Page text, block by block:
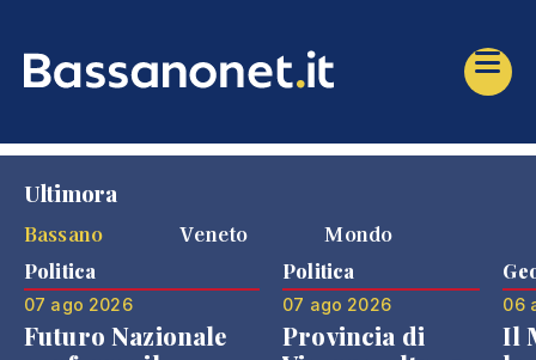
Ultimora
Bassano
Veneto Mondo
Politica
07 ago 2026
Futuro Nazionale
Politica
07 ago 2026
Provincia di
06
Il